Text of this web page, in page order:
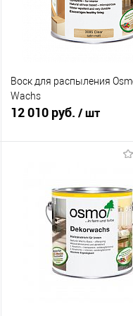
Воск для распыления
Wachs
12 010 руб. / шт
Купить в 1 клик
К
В избранное
Под
Степень блеска:
3012 Белый непрозрачный